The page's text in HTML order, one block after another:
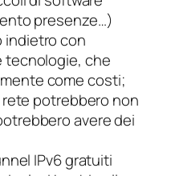
presenze…)
indietro con
tecnologie, che
come costi;
potrebbero non
avere dei
IPv6 gratuiti